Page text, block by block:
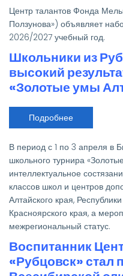
«Рубцовск»
приглашает
школьников
обучение
2026/27
учебном
году
Центр талантов Фонда
Ползунова») объявляет
2026/2027 учебный год.
Школьники из
высокий
«Золотые умы
Подробнее
Школьники
Рубцовска
показали
высокий
результат
на
турнире
«Золотые
умы
Алтая»
В период с 1 по 3 апреля в
школьного турнира
интеллектуальное
классов школ и центров
Алтайского края,
Красноярского края, а
межрегиональный статус.
Воспитанник
«Рубцовск» стал